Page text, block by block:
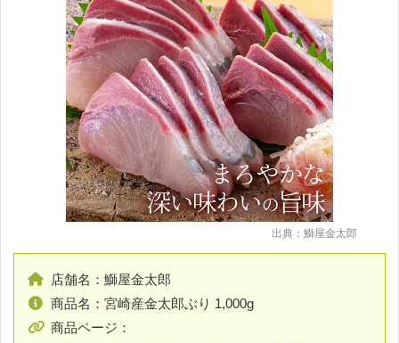
出典：鰤屋金太郎
店舗名：鰤屋金太郎
商品名：宮崎産金太郎ぶり 1,000g
商品ページ：